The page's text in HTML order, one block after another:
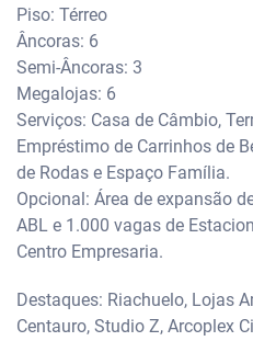
Piso: Térreo
Âncoras: 6
Semi-Âncoras: 3
Megalojas: 6
Serviços: Casa de Câmbio,
Empréstimo de Carrinhos de
de Rodas e Espaço Família.
Opcional: Área de expansão
ABL e 1.000 vagas de
Centro Empresaria.
Destaques: Riachuelo, Lojas
Centauro, Studio Z, Arcoplex